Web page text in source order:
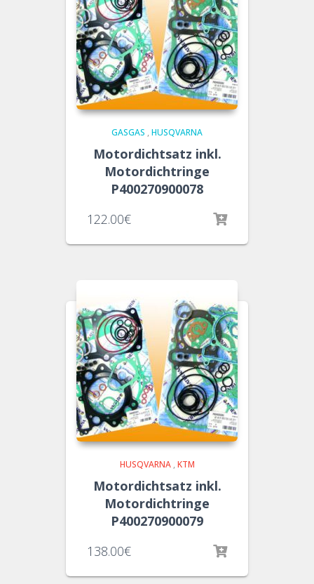
GASGAS , HUSQVARNA
Motordichtsatz inkl.
Motordichtringe
P400270900078
122.00€
HUSQVARNA, KTM
Motordichtsatz inkl.
Motordichtringe
P400270900079
138.00€